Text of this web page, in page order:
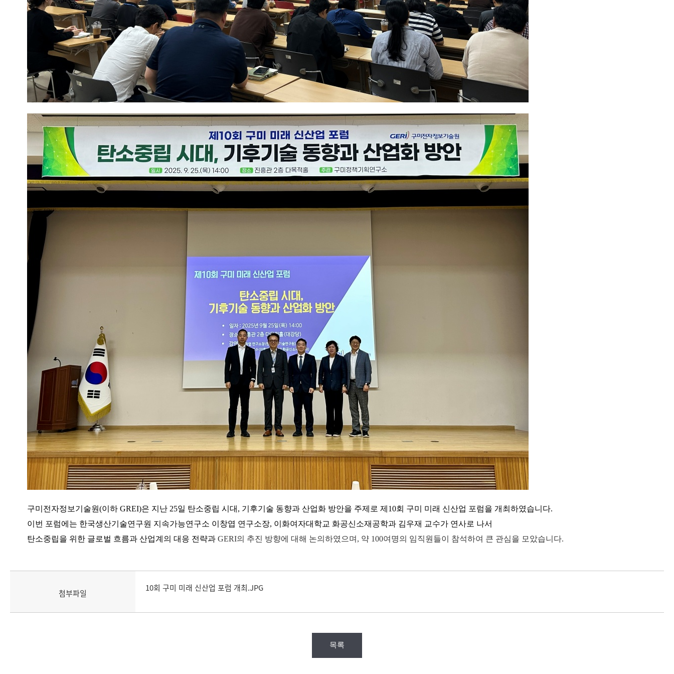
구미전자정보기술원(이하 GREI)은 지난 25일 탄소중립 시대, 기후기술 동향과 산업화 방안을 주제로 제10회 구미 미래 신산업 포럼을 개최하였습니다.
이번 포럼에는 한국생산기술연구원 지속가능연구소 이창엽 연구소장, 이화여자대학교 화공신소재공학과 김우재 교수가 연사로 나서
탄소중립을 위한 글로벌 흐름과 산업계의 대응 전략과 GERI의 추진 방향에 대해 논의하였으며, 약 100여명의 임직원들이 참석하여 큰 관심을 모았습니다.
첨부파일 10회 구미 미래 신산업 포럼 개최.JPG
목록